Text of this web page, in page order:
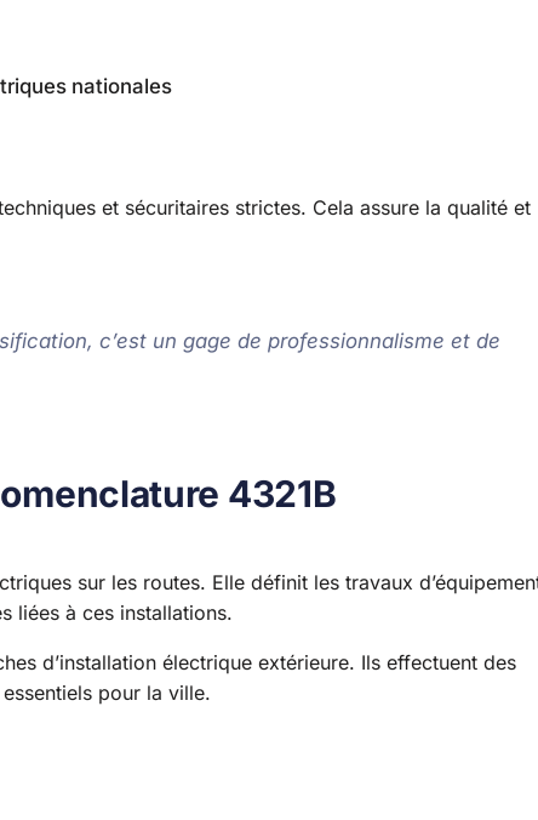
nationales
et sécuritaires strictes. Cela assure la qualité et
c’est un gage de professionnalisme et de
4321B
sur les routes. Elle définit les travaux
liées à ces installations.
d’installation électrique extérieure. Ils effectuent des
pour la ville.